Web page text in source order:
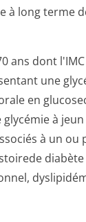
à long terme
ans dont
une
en
à
à un